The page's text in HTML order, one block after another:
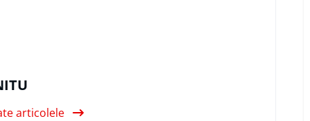
articolele